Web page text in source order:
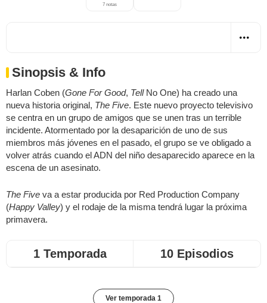
7 notas
Sinopsis & Info
Harlan Coben (Gone For Good, TellNo One) ha creado una
nueva historia original, The Five. Este nuevo proyecto televisivo
se centra en un grupo de amigos que se unen tras un terrible
incidente. Atormentado por la desaparición de uno de sus
miembros más jóvenes en el pasado, el grupo se ve obligado a
volver atrás cuando el ADN del niño desaparecido aparece en la
escena de un asesinato.
The Five va a estar producida por Red Production Company
(Happy Valley) y el rodaje de la misma tendrá lugar la próxima
primavera.
1 Temporada 10 Episodios
Ver temporada 1